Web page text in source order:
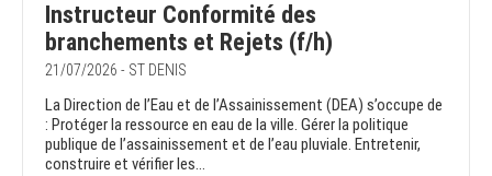
Instructeur Conformité des
branchements et Rejets (f/h)
21/07/2026 - ST DENIS
La Direction de l’Eau et de l’Assainissement (DEA) s’occupe de
: Protéger la ressource en eau de la ville. Gérer la politique
publique de l’assainissement et de l’eau pluviale. Entretenir,
construire et vérifier les...